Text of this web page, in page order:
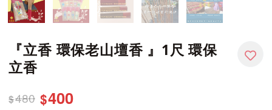
『立香 環保老山壇香 』1尺 環保
立香
$480 $400